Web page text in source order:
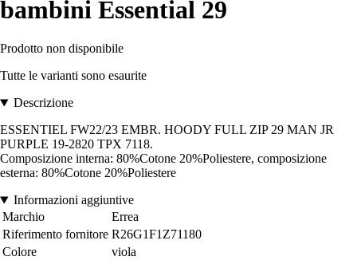
bambini Essential 29
Prodotto non disponibile
Tutte le varianti sono esaurite
Descrizione
ESSENTIEL FW22/23 EMBR. HOODY FULL ZIP 29 MAN JR
PURPLE 19-2820 TPX 7118.
Composizione interna: 80%Cotone 20%Poliestere, composizione
esterna: 80%Cotone 20%Poliestere
Informazioni aggiuntive
Marchio
Errea
Riferimento fornitore R26G1F1Z71180
Colore
viola